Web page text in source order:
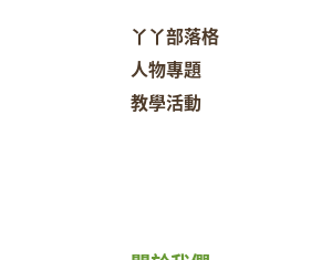
丫丫部落格
人物專題
教學活動